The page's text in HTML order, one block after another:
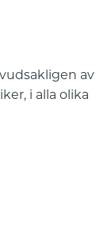
av
i alla olika